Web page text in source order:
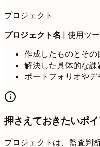
プロジェクト
プロジェクト名 | 使用ツ
作成したものとそ
解決した具体的な課
ポートフォリオや
押さえておきたいポ
プロジェクトは、監査判